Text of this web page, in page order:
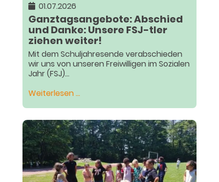
01.07.2026
Ganztagsangebote: Abschied
und Danke: Unsere FSJ-tler
ziehen weiter!
Mit dem Schuljahresende verabschieden
wir uns von unseren Freiwilligen im Sozialen
Jahr (FSJ)...
Weiterlesen …Ganztagsangebote:
Danke:
Unsere
FSJ-
tler
ziehen
weiter!